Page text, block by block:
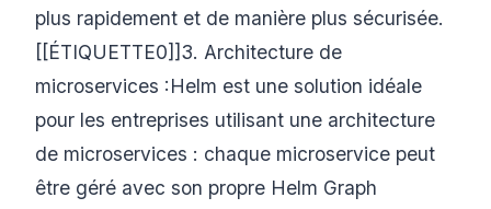
plus rapidement et de manière plus sécurisée.
[[ÉTIQUETTE0]]3. Architecture de
microservices :Helm est une solution idéale
pour les entreprises utilisant une architecture
de microservices : chaque microservice peut
être géré avec son propre Helm Graph